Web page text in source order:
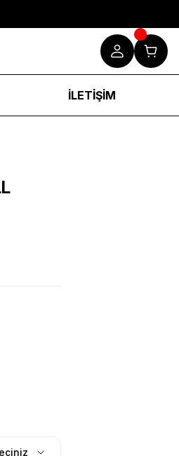
İLETİŞİM